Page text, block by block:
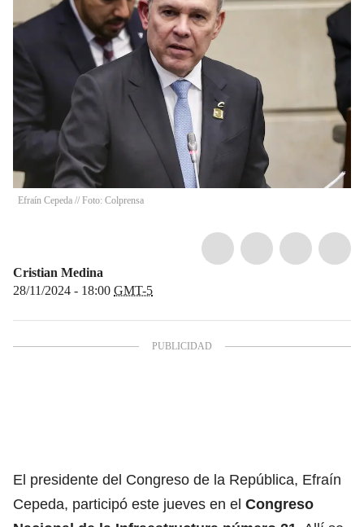
Efraín Cepeda // Foto: Colprensa
Cristian Medina
28/11/2024 - 18:00 GMT-5
El presidente del Congreso de la República, Efraín
Cepeda, participó este jueves en el Congreso